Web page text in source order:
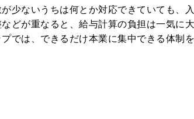
少ないうちは何とか対応できていても、
などが重なると、給与計算の負担は一気に
プでは、できるだけ本業に集中できる体制